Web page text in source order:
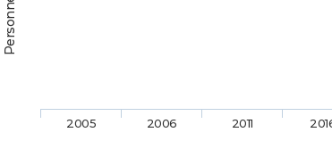
2005 2006 2011